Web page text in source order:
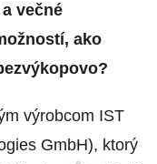
večné
ako
výrobcom IST
GmbH), ktorý